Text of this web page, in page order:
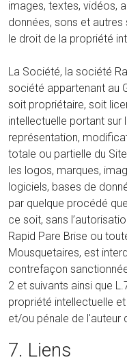
images, textes, vidéos,
données, sons et
le droit de la propriété
La Société, la société
société appartenant au
soit propriétaire, soit
intellectuelle portant sur
représentation,
totale ou partielle du
les logos, marques,
logiciels, bases de
par quelque procédé
ce soit, sans
Rapid Pare Brise ou
Mousquetaires, est
contrefaçon
2 et suivants ainsi que
propriété intellectuelle
et/ou pénale de l'auteur
7. Liens